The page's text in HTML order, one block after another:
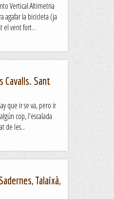
Vertical.Altimetria
agafar la bicicleta (ja
el vent fort...
Cavalls. Sant
que ir se va, pero ir
cop, l'escalada
de les...
Talaixà,